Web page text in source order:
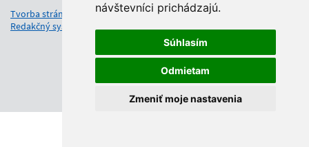
návštevníci prichádzajú.
Súhlasím
Odmietam
Zmeniť moje nastavenia
Tvorba stránok
: Aglo Solutions
Redakčný systém